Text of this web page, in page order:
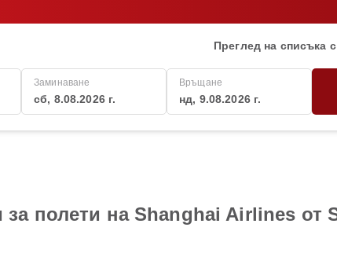
Преглед на списъка
Заминаване
сб, 8.08.2026 г.
Връщане
нд, 9.08.2026 г.
полети на Shanghai Airlines от